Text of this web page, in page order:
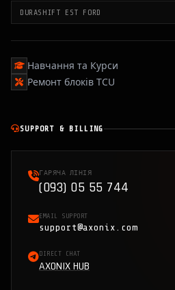
DURASHIFT EST FORD
Навчання та Курси
Ремонт блоків TCU
SUPPORT & BILLING
ГАРЯЧА ЛІНІЯ
(093) 05 55 744
EMAIL SUPPORT
support@axonix.com
DIRECT CHAT
AXONIX HUB